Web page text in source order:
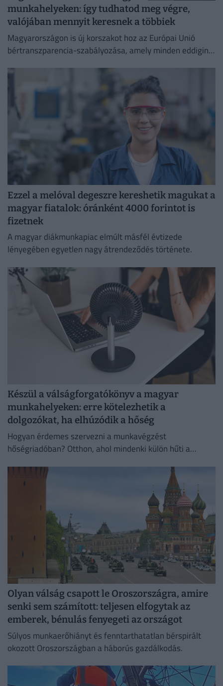
munkahelyeken: így tudhatod meg végre,
valójában mennyit keresnek a többiek
Magyarországon is új korszakot hoz az Európai Unió
bértranszparencia-szabályozása, amely minden eddiginél
Ezzel a melóval degeszre kereshetik magukat a
magyar fiatalok: óránként 4000 forintot is
fizetnek
A magyar diákmunkapiac elmúlt másfél évtizede
lényegében egyetlen nagy átrendeződés története.
Készül a válságforgatókönyv a magyar
munkahelyeken: erre kötelezhetik a
dolgozókat, ha elhúzódik a hőség
Hogyan érdemes szervezni a munkavégzést
hőségriadóban? Otthon, ahol mindenki külön hűti a
irodaházban, ahol a hűtés központilag működik.
Olyan válság csapott le Oroszországra, amire
senki sem számított: teljesen elfogytak az
emberek, bénulás fenyegeti az országot
Súlyos munkaerőhiányt és fenntarthatatlan bérspirált
okozott Oroszországban a háborús gazdálkodás.